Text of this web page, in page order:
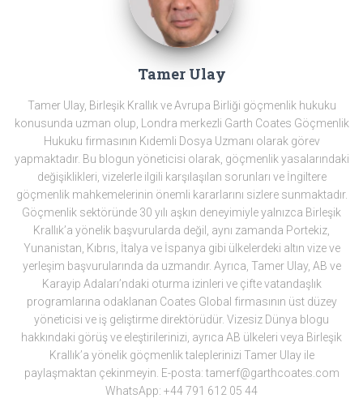
Tamer Ulay
Tamer Ulay, Birleşik Krallık ve Avrupa Birliği göçmenlik hukuku
konusunda uzman olup, Londra merkezli Garth Coates Göçmenlik
Hukuku firmasının Kıdemli Dosya Uzmanı olarak görev
yapmaktadır. Bu blogun yöneticisi olarak, göçmenlik yasalarındaki
değişiklikleri, vizelerle ilgili karşılaşılan sorunları ve İngiltere
göçmenlik mahkemelerinin önemli kararlarını sizlere sunmaktadır.
Göçmenlik sektöründe 30 yılı aşkın deneyimiyle yalnızca Birleşik
Krallık’a yönelik başvurularda değil, aynı zamanda Portekiz,
Yunanistan, Kıbrıs, İtalya ve İspanya gibi ülkelerdeki altın vize ve
yerleşim başvurularında da uzmandır. Ayrıca, Tamer Ulay, AB ve
Karayip Adaları’ndaki oturma izinleri ve çifte vatandaşlık
programlarına odaklanan Coates Global firmasının üst düzey
yöneticisi ve iş geliştirme direktörüdür. Vizesiz Dünya blogu
hakkındaki görüş ve eleştirilerinizi, ayrıca AB ülkeleri veya Birleşik
Krallık’a yönelik göçmenlik taleplerinizi Tamer Ulay ile
paylaşmaktan çekinmeyin. E-posta: tamerf@garthcoates.com
WhatsApp: +44 791 612 05 44